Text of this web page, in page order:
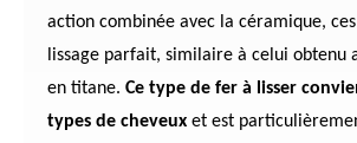
action combinée avec la céramique,
lissage parfait, similaire à celui obtenu
en titane. Ce type de fer à lisser
types de cheveux et est